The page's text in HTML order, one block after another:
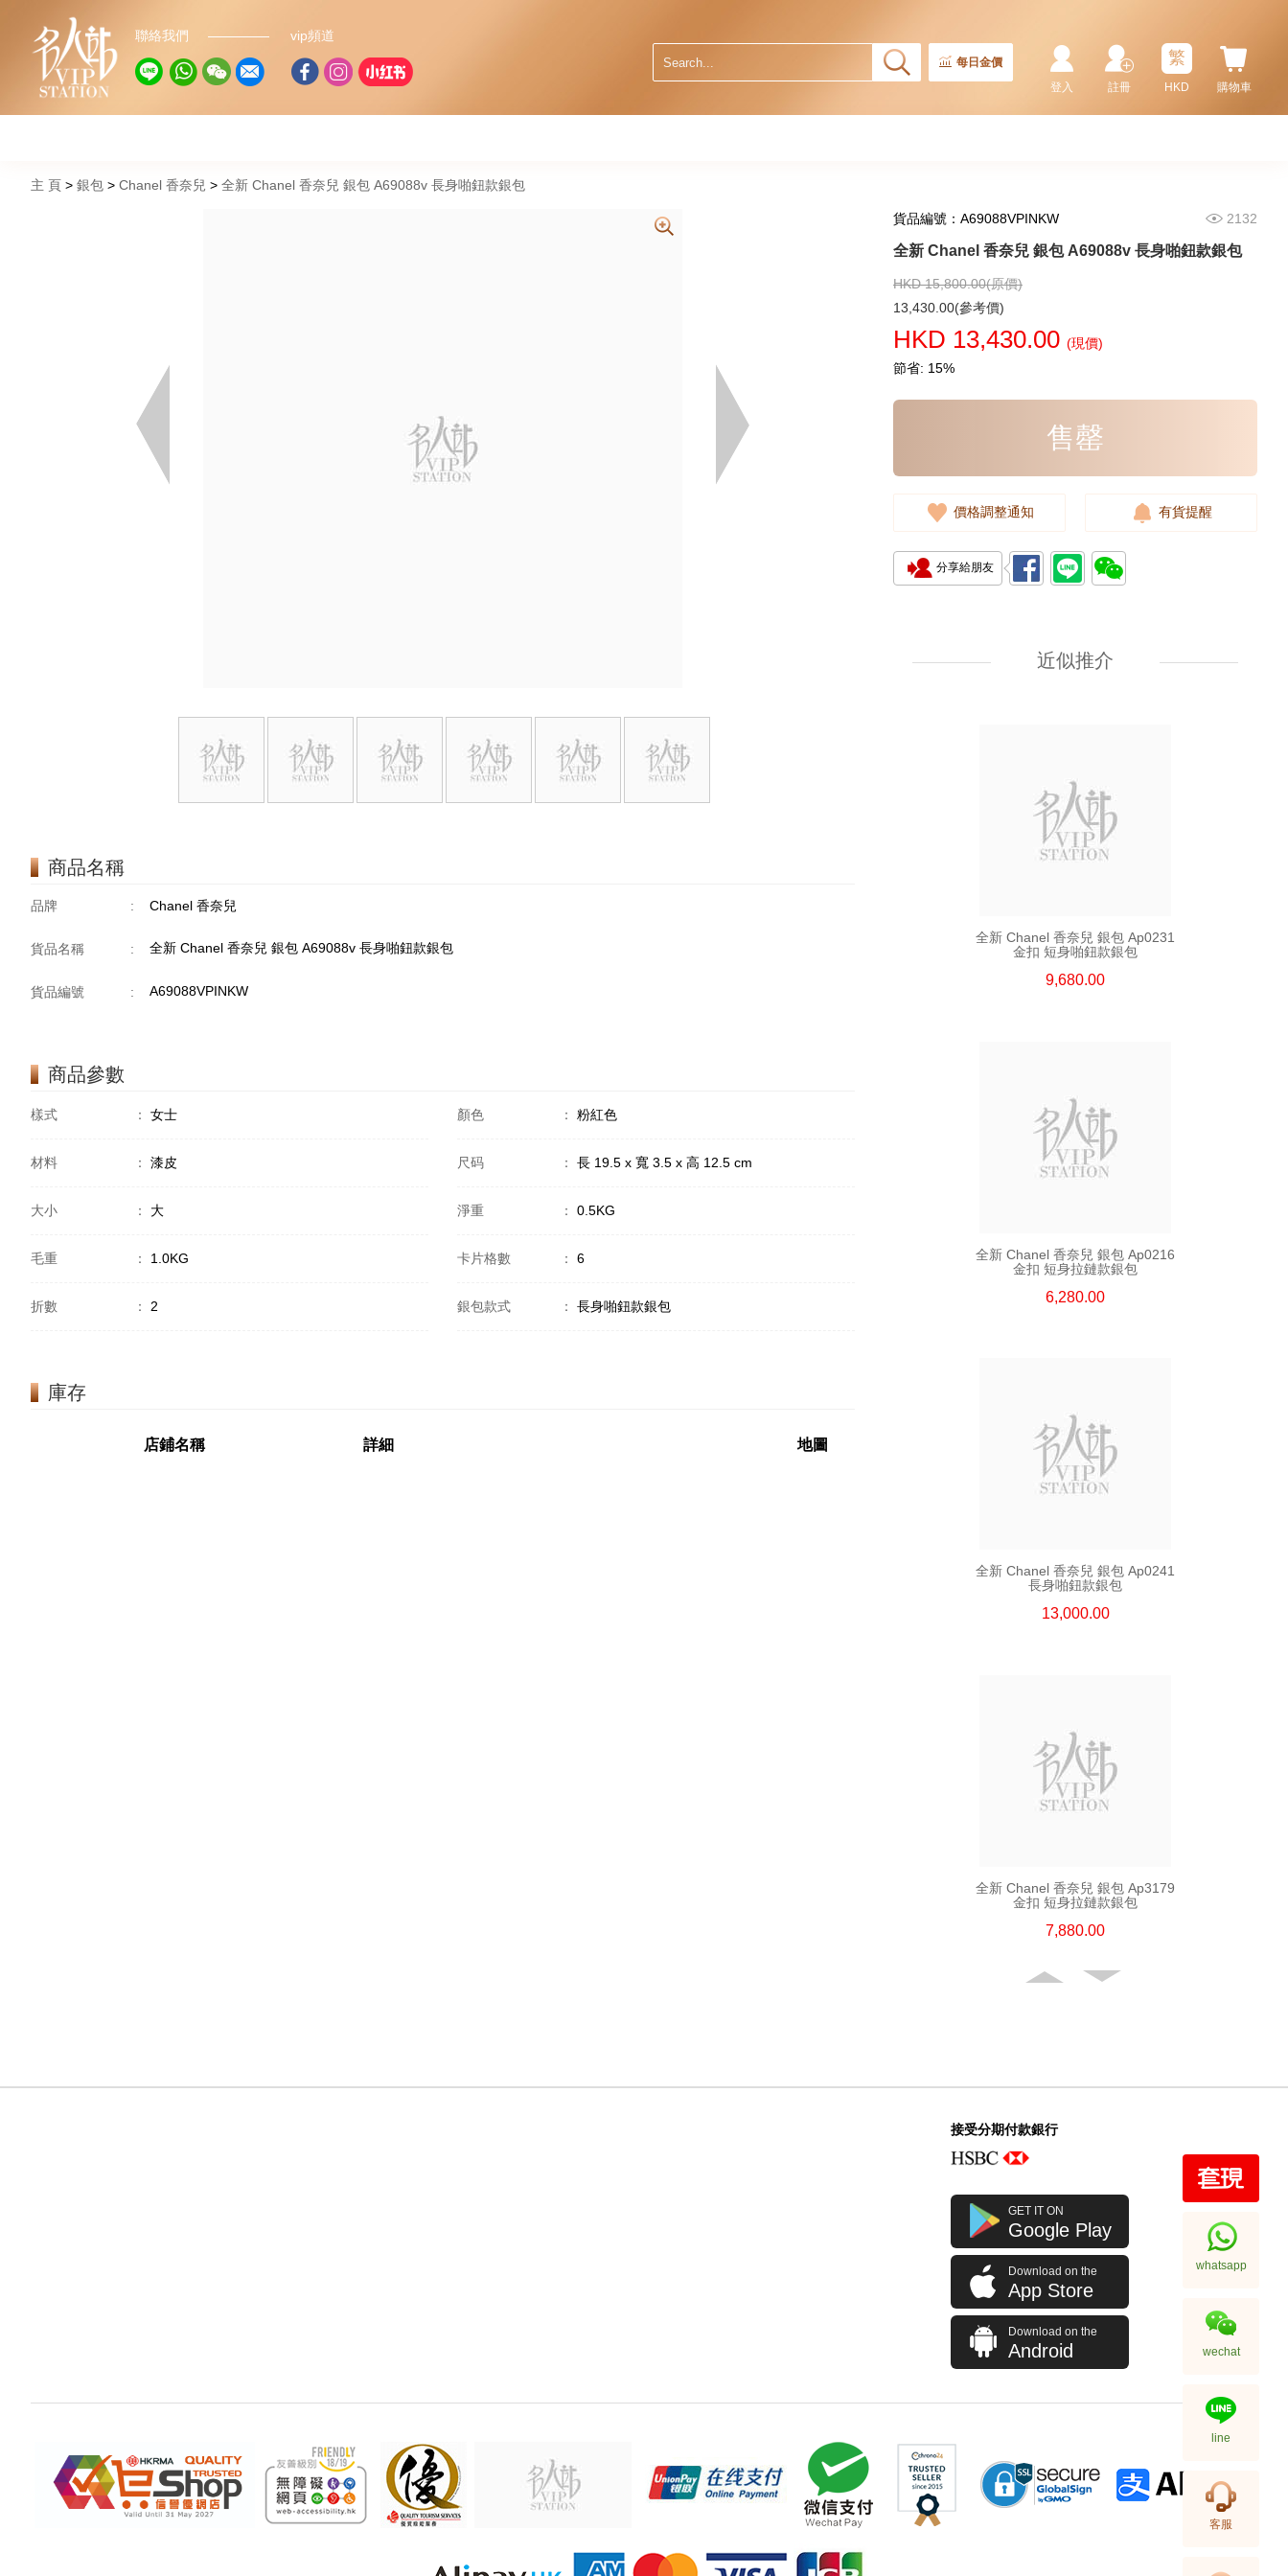
聯絡我們 vip頻道
每日金價
購物車
繁
HKD
註冊
登入
主 頁 銀包 Chanel 香奈兒 全新 Chanel 香奈兒 銀包 A69088v 長身啪鈕款銀包
商品名稱
品牌 : Chanel 香奈兒
貨品名稱 : 全新 Chanel 香奈兒 銀包 A69088v 長身啪鈕款銀包
貨品編號 : A69088VPINKW
商品參數
樣式 ： 女士 顏色 ： 粉紅色
材料 ： 漆皮 尺码 ： 長 19.5 x 寬 3.5 x 高 12.5 cm
大小 ： 大 淨重 ： 0.5KG
毛重 ： 1.0KG 卡片格數 ： 6
折數 ： 2 銀包款式 ： 長身啪鈕款銀包
庫存
店鋪名稱 詳細 地圖
貨品編號：A69088VPINKW 2132
全新 Chanel 香奈兒 銀包 A69088v 長身啪鈕款銀包
HKD 15,800.00(原價)
13,430.00(參考價)
HKD 13,430.00 (現價)
節省: 15%
售罄
價格調整通知 有貨提醒
分享給朋友
近似推介
全新 Chanel 香奈兒 銀包 Ap4020
6,280.00
7,080.00
全新 Chanel 香奈兒 銀包 Ap0231
金扣 短身啪鈕款銀包
9,680.00
全新 Chanel 香奈兒 銀包 Ap0216
金扣 短身拉鏈款銀包
6,280.00
全新 Chanel 香奈兒 銀包 Ap0241
長身啪鈕款銀包
13,000.00
全新 Chanel 香奈兒 銀包 Ap3179
金扣 短身拉鏈款銀包
7,880.00
全新 Chanel 香奈兒 銀包 Ap3791
金扣 短身啪鈕款銀包
9,280.00
接受分期付款銀行
GET IT ON
Google Play
Download on the
App Store
Download on the
Android
whatsapp
wechat
line
客服